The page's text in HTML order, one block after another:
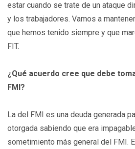
estar cuando se trate de un ataque
y los trabajadores. Vamos a
que hemos tenido siempre y que
FIT.
¿Qué acuerdo cree que debe
FMI?
La del FMI es una deuda generada
otorgada sabiendo que era
sometimiento más general del FMI.